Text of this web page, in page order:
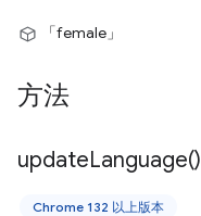
「female」
方法
updateLanguage()
Chrome 132 以上版本